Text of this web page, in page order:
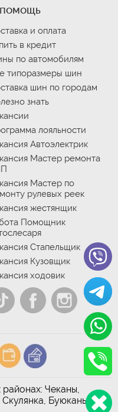
и оплата
в кредит
по автомобилям
типоразмеры шин
шин по городам
знать
лояльности
Автоэлектрик
Мастер ремонта
Мастер по
рулевых реек
жестянщик
Помощник
Стапельщик
Кузовщик
ходовик
Чеканы,
Буюканы